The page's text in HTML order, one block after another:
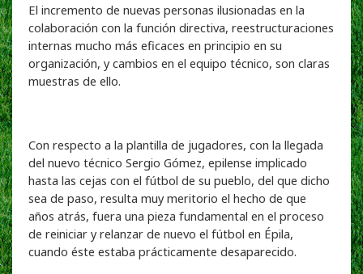
El incremento de nuevas personas ilusionadas en la
colaboración con la función directiva, reestructuraciones
internas mucho más eficaces en principio en su
organización, y cambios en el equipo técnico, son claras
muestras de ello.
Con respecto a la plantilla de jugadores, con la llegada
del nuevo técnico Sergio Gómez, epilense implicado
hasta las cejas con el fútbol de su pueblo, del que dicho
sea de paso, resulta muy meritorio el hecho de que
años atrás, fuera una pieza fundamental en el proceso
de reiniciar y relanzar de nuevo el fútbol en Épila,
cuando éste estaba prácticamente desaparecido.